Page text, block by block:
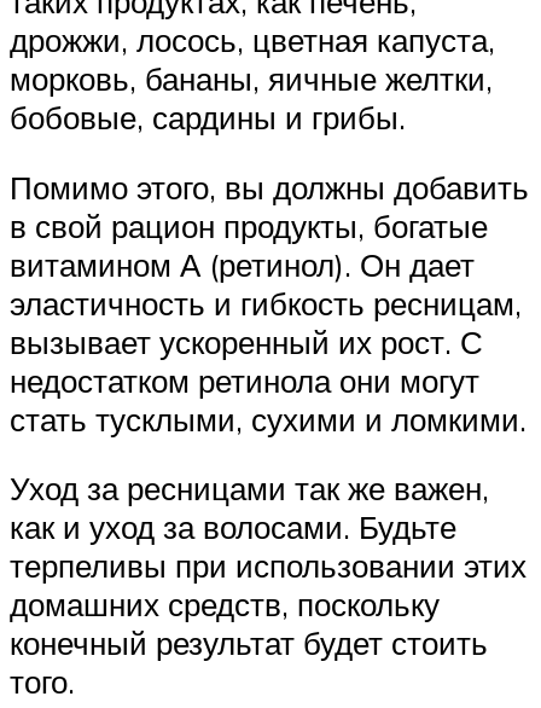
дрожжи, лосось, цветная капуста,
морковь, бананы, яичные желтки,
бобовые, сардины и грибы.
Помимо этого, вы должны добавить
в свой рацион продукты, богатые
витамином А (ретинол). Он дает
эластичность и гибкость ресницам,
вызывает ускоренный их рост. С
недостатком ретинола они могут
стать тусклыми, сухими и ломкими.
Уход за ресницами так же важен,
как и уход за волосами. Будьте
терпеливы при использовании этих
домашних средств, поскольку
конечный результат будет стоить
того.